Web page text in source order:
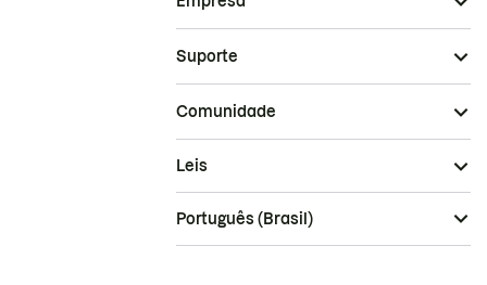
Suporte
Comunidade
Leis
Português (Brasil)